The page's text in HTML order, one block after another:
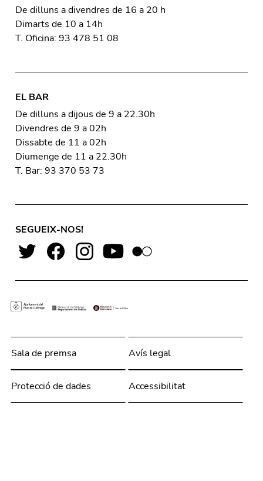
De dilluns a divendres de 16 a 20 h
Dimarts de 10 a 14h
T. Oficina: 93 478 51 08
EL BAR
De dilluns a dijous de 9 a 22.30h
Divendres de 9 a 02h
Dissabte de 11 a 02h
Diumenge de 11 a 22.30h
T. Bar: 93 370 53 73
SEGUEIX-NOS!
Sala de premsa Avís legal
Protecció de dades Accessibilitat